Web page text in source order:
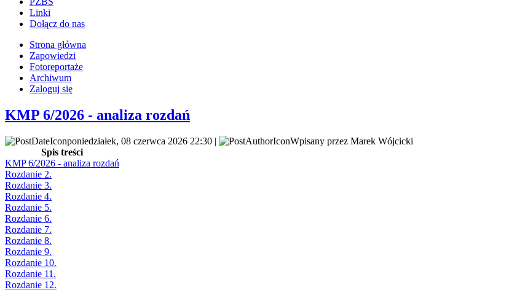
Linki
Dołącz do nas
Strona główna
Zapowiedzi
Fotoreportaże
Archiwum
Zaloguj się
KMP 6/2026 - analiza rozdań
poniedziałek, 08 czerwca 2026 22:30 |
Wpisany przez Marek Wójcicki
Spis treści
KMP 6/2026 - analiza rozdań
Rozdanie 2.
Rozdanie 3.
Rozdanie 4.
Rozdanie 5.
Rozdanie 6.
Rozdanie 7.
Rozdanie 8.
Rozdanie 9.
Rozdanie 10.
Rozdanie 11.
Rozdanie 12.